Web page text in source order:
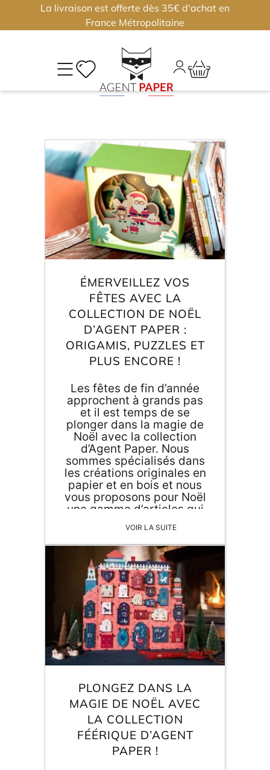
La livraison est offerte dès 35€ d'achat en
France Métropolitaine
ÉMERVEILLEZ VOS
FÊTES AVEC LA
COLLECTION DE NOËL
D’AGENT PAPER :
ORIGAMIS, PUZZLES ET
PLUS ENCORE !
Les fêtes de fin d’année
approchent à grands pas
et il est temps de se
plonger dans la magie de
Noël avec la collection
d’Agent Paper. Nous
sommes spécialisés dans
les créations originales en
papier et en bois et nous
vous proposons pour Noël
une gamme d’articles qui
vont vous enchanter et
pour tous les […]
VOIR LA SUITE
PLONGEZ DANS LA
MAGIE DE NOËL AVEC
LA COLLECTION
FÉÉRIQUE D’AGENT
PAPER !
×
×